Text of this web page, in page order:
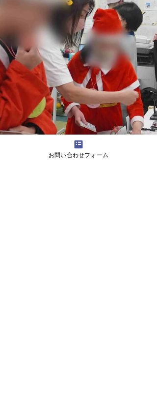
高等学園や鳩ケ谷分校、大宮西分校な
どの分校へ、多くの生徒が受験しま
す。 その他にも通信制サポート校や特
別支援学校にも進学します。 受験する
高校は簡単には決まりません。 ててス
クールが強引に高校を決めることもあ
りません😊 高校を決めるまでに、保護
者様に高校の情報をお伝えして、何回
かの面接を重ね、お子様の状況を見な
がら、受験高校を決めていきます。
「ててスクール」からは濃い高校の情
報✨をお伝えしますが、保護者様やお
お問い合わせフォーム